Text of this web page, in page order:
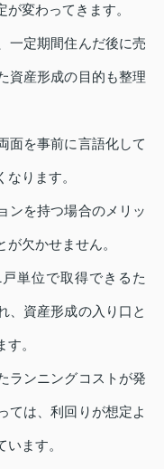
変わってきます。
一定期間住んだ後に売
資産形成の目的も整理
面を事前に言語化して
ります。
ンを持つ場合のメリッ
欠かせません。
単位で取得できるた
、資産形成の入り口と
。
ランニングコストが発
ては、利回りが想定よ
ます。